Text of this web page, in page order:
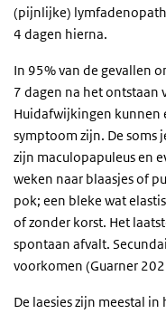
(pijnlijke)
4 dagen hierna.
In 95% van de gevallen
7 dagen na het ontstaan
Huidafwijkingen kunnen
symptoom zijn. De
zijn maculopapuleus en
weken naar blaasjes of
pok; een bleke wat
of zonder korst. Het
spontaan afvalt.
voorkomen (Guarner
De laesies zijn meestal